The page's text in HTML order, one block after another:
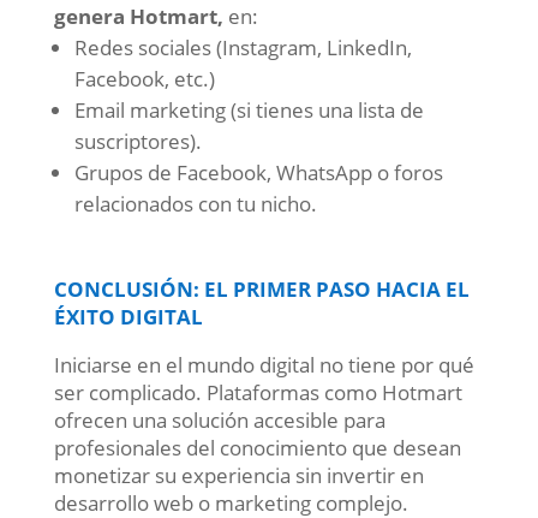
genera Hotmart, en:
Redes sociales (Instagram, LinkedIn,
Facebook, etc.)
Email marketing (si tienes una lista de
suscriptores).
Grupos de Facebook, WhatsApp o foros
relacionados con tu nicho.
CONCLUSIÓN: EL PRIMER PASO HACIA EL
ÉXITO DIGITAL
Iniciarse en el mundo digital no tiene por qué
ser complicado. Plataformas como Hotmart
ofrecen una solución accesible para
profesionales del conocimiento que desean
monetizar su experiencia sin invertir en
desarrollo web o marketing complejo.